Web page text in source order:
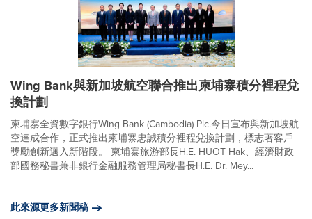
Wing Bank與新加坡航空聯合推出柬埔寨積分裡程兌
換計劃
柬埔寨全資數字銀行Wing Bank (Cambodia) Plc.今日宣布與新加坡航
空達成合作，正式推出柬埔寨忠誠積分裡程兌換計劃，標志著客戶
獎勵創新邁入新階段。 柬埔寨旅游部長H.E. HUOT Hak、經濟財政
部國務秘書兼非銀行金融服務管理局秘書長H.E. Dr. Mey...
此來源更多新聞稿